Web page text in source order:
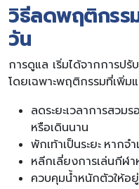
วิธีลดพฤติกรร
วัน
การดูแล เริ่มได้จากการปรั
โดยเฉพาะพฤติกรรมที่เพิ่ม
ลดระยะเวลาการสวม
หรือเดินนาน
พักเท้าเป็นระยะ หากจ
หลีกเลี่ยงการเล่นกีฬ
ควบคุมน้ำหนักตัวให้อ